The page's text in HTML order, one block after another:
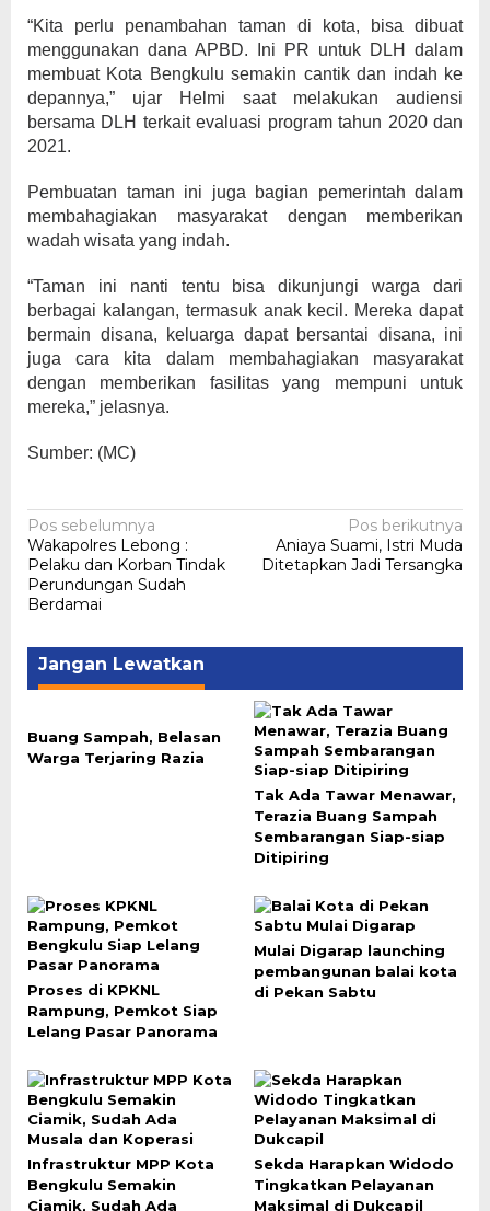
“Kita perlu penambahan taman di kota, bisa dibuat
menggunakan dana APBD. Ini PR untuk DLH dalam
membuat Kota Bengkulu semakin cantik dan indah ke
depannya,” ujar Helmi saat melakukan audiensi
bersama DLH terkait evaluasi program tahun 2020 dan
2021.
Pembuatan taman ini juga bagian pemerintah dalam
membahagiakan masyarakat dengan memberikan
wadah wisata yang indah.
“Taman ini nanti tentu bisa dikunjungi warga dari
berbagai kalangan, termasuk anak kecil. Mereka dapat
bermain disana, keluarga dapat bersantai disana, ini
juga cara kita dalam membahagiakan masyarakat
dengan memberikan fasilitas yang mempuni untuk
mereka,” jelasnya.
Sumber: (MC)
Navigasi
pos
Pos sebelumnya
Wakapolres Lebong :
Pelaku dan Korban Tindak
Perundungan Sudah
Berdamai
Pos berikutnya
Aniaya Suami, Istri Muda
Ditetapkan Jadi Tersangka
Jangan Lewatkan
Buang Sampah, Belasan
Warga Terjaring Razia
Tak Ada Tawar Menawar,
Terazia Buang Sampah
Sembarangan Siap-siap
Ditipiring
Proses di KPKNL
Rampung, Pemkot Siap
Lelang Pasar Panorama
Mulai Digarap launching
pembangunan balai kota
di Pekan Sabtu
Infrastruktur MPP Kota
Bengkulu Semakin
Ciamik, Sudah Ada
Sekda Harapkan Widodo
Tingkatkan Pelayanan
Maksimal di Dukcapil